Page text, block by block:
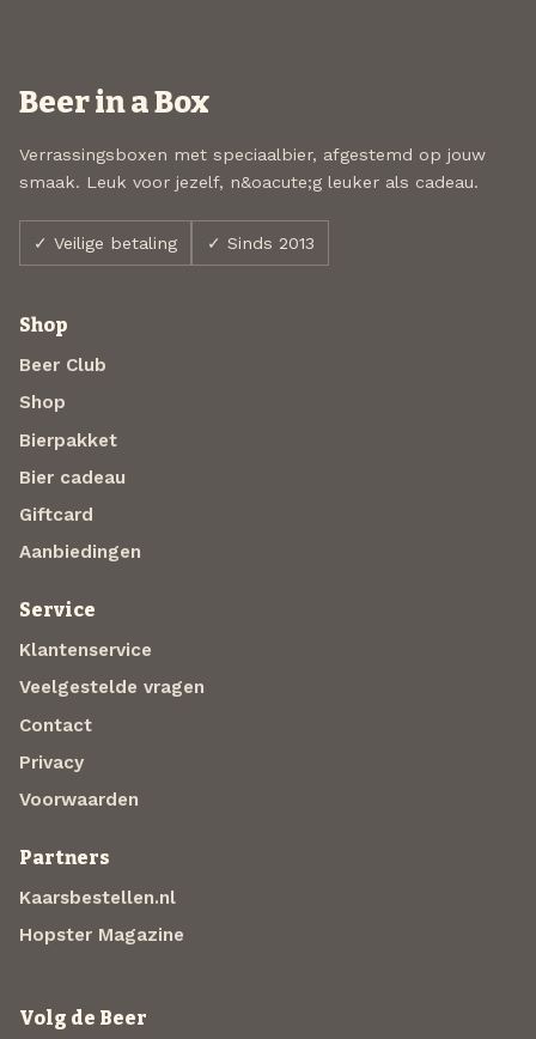
Beer in a Box
Verrassingsboxen met speciaalbier, afgestemd op jouw
smaak. Leuk voor jezelf, n&oacute;g leuker als cadeau.
✓ Veilige betaling ✓ Sinds 2013
Shop
Beer Club
Shop
Bierpakket
Bier cadeau
Giftcard
Aanbiedingen
Service
Klantenservice
Veelgestelde vragen
Contact
Privacy
Voorwaarden
Partners
Kaarsbestellen.nl
Hopster Magazine
Volg de Beer